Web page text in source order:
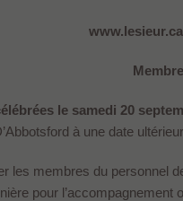
le samedi 20
à une date
les membres du personnel
pour l’accompagnement